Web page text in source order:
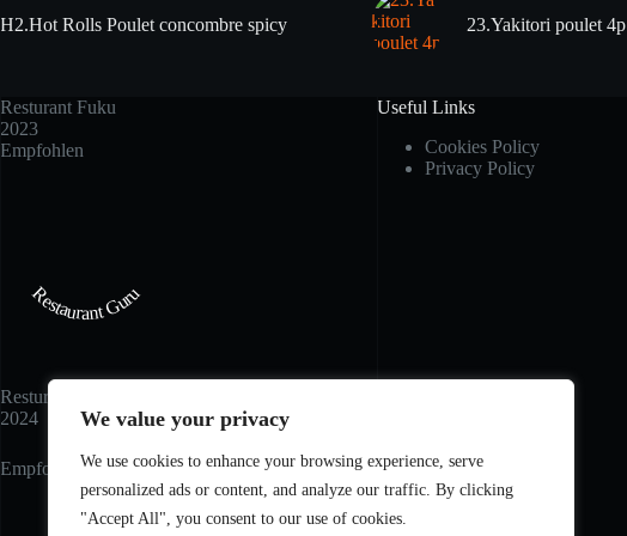
We value your privacy
We use cookies to enhance your browsing experience, serve
personalized ads or content, and analyze our traffic. By clicking
"Accept All", you consent to our use of cookies.
H2.Hot Rolls Poulet concombre spicy 23.Yakitori poulet 4p
Resturant Fuku
2023
Empfohlen
Restaurant Guru
Resturant Fuku
2024
Empfohlen
Useful Links
Cookies Policy
Privacy Policy